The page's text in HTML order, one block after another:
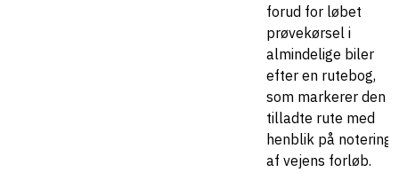
forud for løbet
prøvekørsel i
almindelige biler
efter en rutebog,
som markerer den
tilladte rute med
henblik på notering
af vejens forløb.